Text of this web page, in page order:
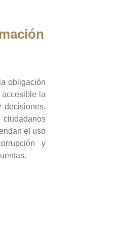
obligación
la
decisiones.
el uso
y